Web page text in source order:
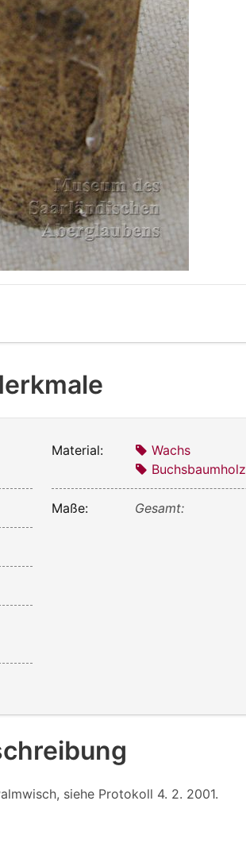
Material:
Wachs
Buchsbaumholz
Maße: Gesamt:
siehe Protokoll 4. 2. 2001.